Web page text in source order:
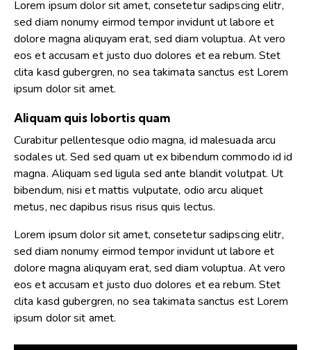
Lorem ipsum dolor sit amet, consetetur sadipscing elitr,
sed diam nonumy eirmod tempor invidunt ut labore et
dolore magna aliquyam erat, sed diam voluptua. At vero
eos et accusam et justo duo dolores et ea rebum. Stet
clita kasd gubergren, no sea takimata sanctus est Lorem
ipsum dolor sit amet.
Aliquam quis lobortis quam
Curabitur pellentesque odio magna, id malesuada arcu
sodales ut. Sed sed quam ut ex bibendum commodo id id
magna. Aliquam sed ligula sed ante blandit volutpat. Ut
bibendum, nisi et mattis vulputate, odio arcu aliquet
metus, nec dapibus risus risus quis lectus.
Lorem ipsum dolor sit amet, consetetur sadipscing elitr,
sed diam nonumy eirmod tempor invidunt ut labore et
dolore magna aliquyam erat, sed diam voluptua. At vero
eos et accusam et justo duo dolores et ea rebum. Stet
clita kasd gubergren, no sea takimata sanctus est Lorem
ipsum dolor sit amet.